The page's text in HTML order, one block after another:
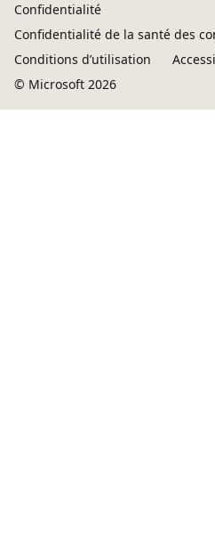
Confidentialité
Confidentialité de la santé des
Conditions d’utilisation
© Microsoft 2026